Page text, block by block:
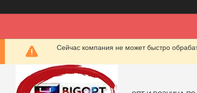
Сейчас компания не может быстро